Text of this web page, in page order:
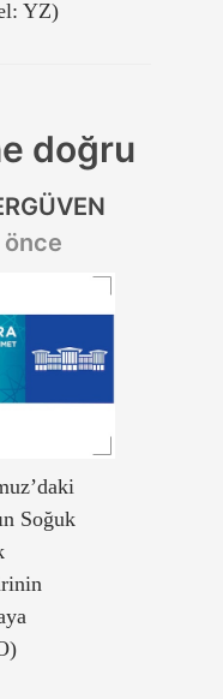
YZ)
doğru
Soğuk